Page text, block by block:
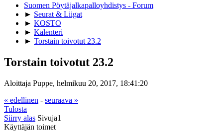
Suomen Pöytäjalkapalloyhdistys - Forum
► Seurat & Liigat
► KOSTO
► Kalenteri
► Torstain toivotut 23.2
Torstain toivotut 23.2
Aloittaja Puppe, helmikuu 20, 2017, 18:41:20
« edellinen - seuraava »
Tulosta
Siirry alas Sivuja1
Käyttäjän toimet